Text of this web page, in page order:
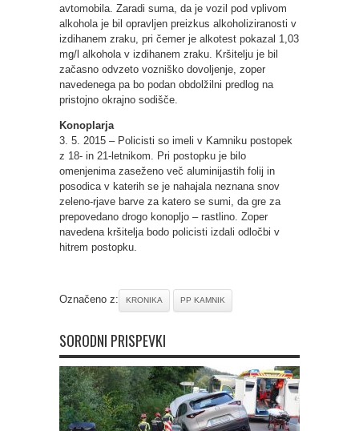
avtomobila. Zaradi suma, da je vozil pod vplivom
alkohola je bil opravljen preizkus alkoholiziranosti v
izdihanem zraku, pri čemer je alkotest pokazal 1,03
mg/l alkohola v izdihanem zraku. Kršitelju je bil
začasno odvzeto vozniško dovoljenje, zoper
navedenega pa bo podan obdolžilni predlog na
pristojno okrajno sodišče.
Konoplarja
3. 5. 2015 – Policisti so imeli v Kamniku postopek
z 18- in 21-letnikom. Pri postopku je bilo
omenjenima zaseženo več aluminijastih folij in
posodica v katerih se je nahajala neznana snov
zeleno-rjave barve za katero se sumi, da gre za
prepovedano drogo konopljo – rastlino. Zoper
navedena kršitelja bodo policisti izdali odločbi v
hitrem postopku.
Označeno z: KRONIKA PP KAMNIK
SORODNI PRISPEVKI